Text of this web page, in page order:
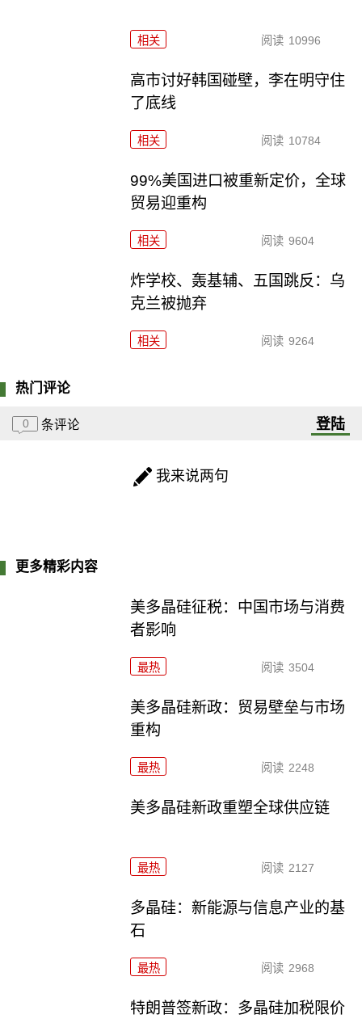
相关 阅读 10996
高市讨好韩国碰壁，李在明守住
了底线
相关 阅读 10784
99%美国进口被重新定价，全球
贸易迎重构
相关 阅读 9604
炸学校、轰基辅、五国跳反：乌
克兰被抛弃
相关 阅读 9264
热门评论
0 条评论 登陆
我来说两句
更多精彩内容
美多晶硅征税：中国市场与消费
者影响
最热 阅读 3504
美多晶硅新政：贸易壁垒与市场
重构
最热 阅读 2248
美多晶硅新政重塑全球供应链
最热 阅读 2127
多晶硅：新能源与信息产业的基
石
最热 阅读 2968
特朗普签新政：多晶硅加税限价